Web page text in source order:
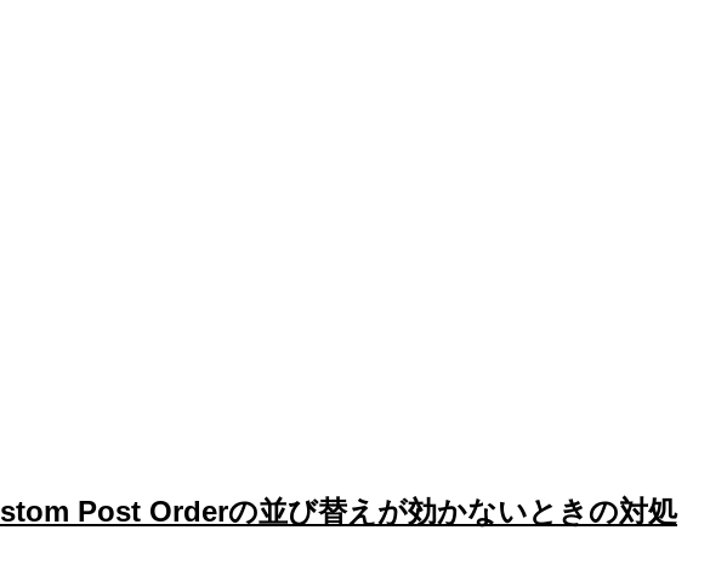
Post Orderの並び替えが効かないときの対処